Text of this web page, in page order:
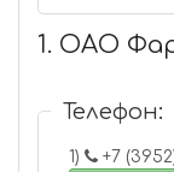
1. ОАО
Телефон:
1)